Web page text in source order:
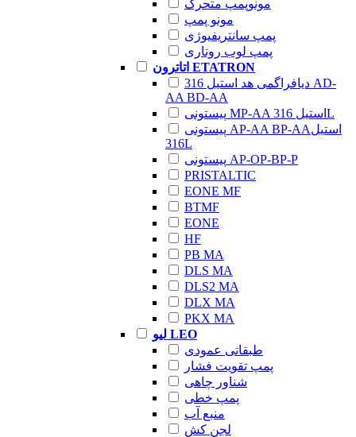
مونوپمپ متحرک
مونو پمپ
پمپ سانتریفیوژی
پمپ لوب روتاری
اتاترون ETATRON
دیافراگمی هد استیل 316 AD-
AA BD-AA
پیستونی MP-AA استیل 316L
پیستونی AP-AA BP-AAاستیل
316L
پیستونی AP-OP-BP-P
PRISTALTIC
EONE MF
BTMF
EONE
HF
PB MA
DLS MA
DLS2 MA
DLX MA
PKX MA
لیو LEO
طبقاتی عمودی
پمپ تقویت فشار
شناور چاهی
پمپ خطی
منبع آب
لجن کش